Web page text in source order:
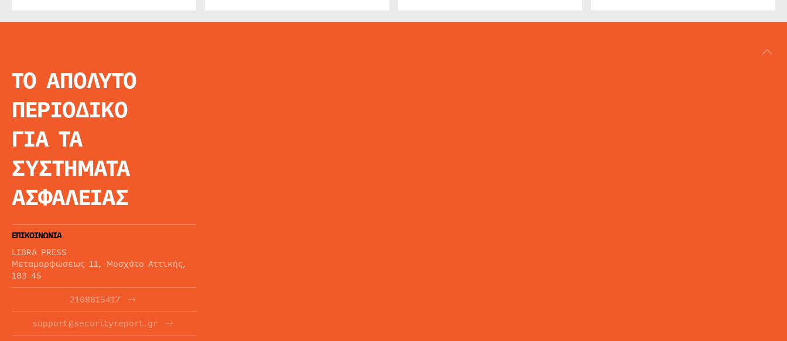
ΤΟ ΑΠΟΛΥΤΟ
ΠΕΡΙΟΔΙΚΟ
ΓΙΑ ΤΑ
ΣΥΣΤΗΜΑΤΑ
ΑΣΦΑΛΕΙΑΣ
ΕΠΙΚΟΙΝΩΝΙΑ
LIBRA PRESS
Μεταμορφώσεως 11, Μοσχάτο Αττικής,
183 45
2108815417
support@securityreport.gr